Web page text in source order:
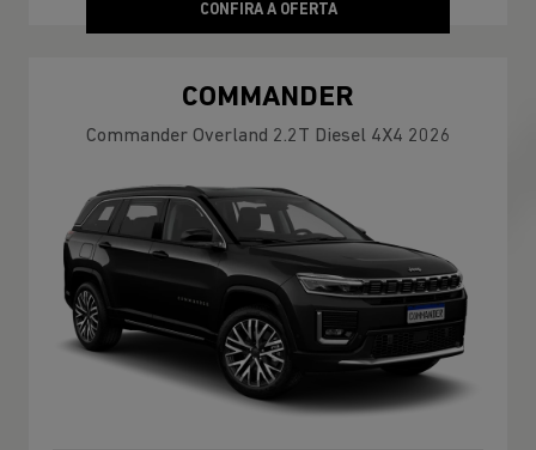
CONFIRA A OFERTA
COMMANDER
Commander Overland 2.2T Diesel 4X4 2026